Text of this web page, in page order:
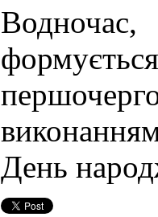
Водночас,
День